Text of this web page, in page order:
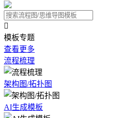

模板专题
查看更多
流程梳理
架构图/拓扑图
AI生成模板